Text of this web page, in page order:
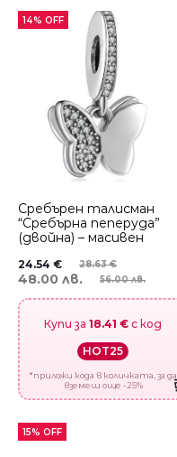
14% OFF
Сребърен талисман
“Сребърна пеперуда”
(двойна) – масивен
28.63€
24.54 €
56.00 лв.
48.00 лв.
Купи за 18.41 € с код
HOT25
*приложи кода в количката, за да
вземеш още -25%
15% OFF